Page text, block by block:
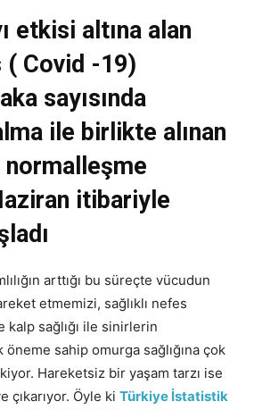
etkisi altına alan
( Covid -19)
sayısında
ile birlikte alınan
itibariyle
arttığı bu süreçte vücudun
etmemizi, sağlıklı nefes
kalp sağlığı ile sinirlerin
öneme sahip omurga sağlığına çok
Hareketsiz bir yaşam tarzı ise
çıkarıyor. Öyle ki Türkiye İstatistik